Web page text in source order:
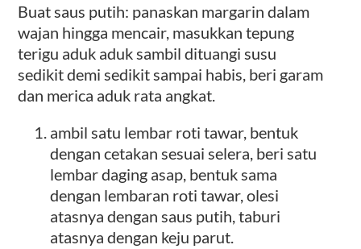
Buat saus putih: panaskan margarin dalam
wajan hingga mencair, masukkan tepung
terigu aduk aduk sambil dituangi susu
sedikit demi sedikit sampai habis, beri garam
dan merica aduk rata angkat.
ambil satu lembar roti tawar, bentuk
dengan cetakan sesuai selera, beri satu
lembar daging asap, bentuk sama
dengan lembaran roti tawar, olesi
atasnya dengan saus putih, taburi
atasnya dengan keju parut.